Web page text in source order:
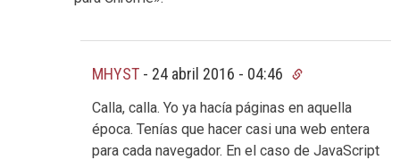
MHYST - 24 abril 2016 - 04:46
Calla, calla. Yo ya hacía páginas en aquella
época. Tenías que hacer casi una web entera
para cada navegador. En el caso de JavaScript